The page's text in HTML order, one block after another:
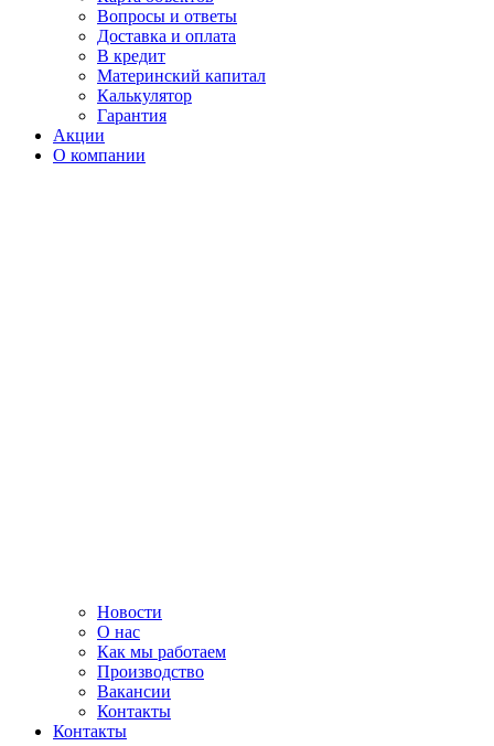
Вопросы и ответы
Доставка и оплата
В кредит
Материнский капитал
Калькулятор
Гарантия
Акции
О компании
Новости
О нас
Как мы работаем
Производство
Вакансии
Контакты
Контакты